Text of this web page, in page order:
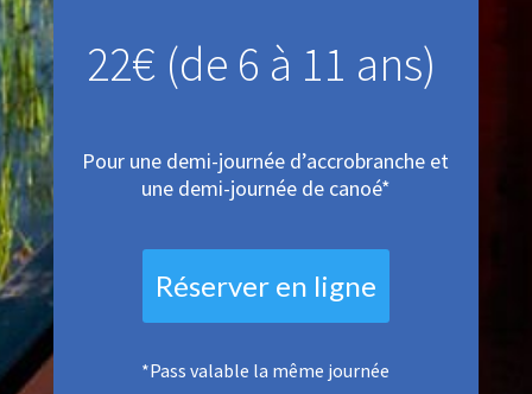
22€ (de 6 à 11 ans)
Pour une demi-journée d’accrobranche et
une demi-journée de canoé*
Réserver en ligne
*Pass valable la même journée